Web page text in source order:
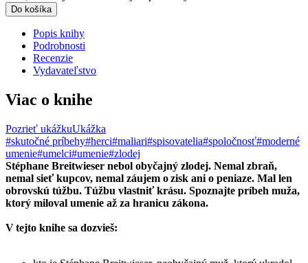
Do košíka
Popis knihy
Podrobnosti
Recenzie
Vydavateľstvo
Viac o knihe
Pozrieť ukážkuUkážka
#skutočné príbehy#herci#maliari#spisovatelia#spoločnosť#moderné
umenie#umelci#umenie#zlodej
Stéphane Breitwieser nebol obyčajný zlodej. Nemal zbraň,
nemal sieť kupcov, nemal záujem o zisk ani o peniaze. Mal len
obrovskú túžbu. Túžbu vlastniť krásu. Spoznajte príbeh muža,
ktorý miloval umenie až za hranicu zákona.
V tejto knihe sa dozvieš: